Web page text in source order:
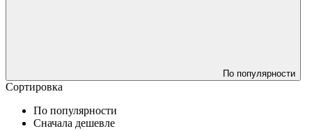
По популярности
Сортировка
По популярности
Сначала дешевле